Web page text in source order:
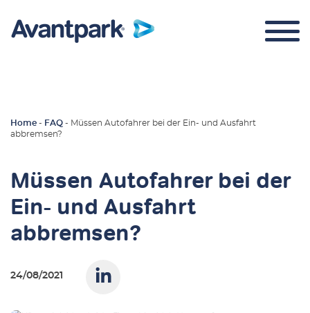
Home - FAQ - Müssen Autofahrer bei der Ein- und Ausfahrt
abbremsen?
Müssen Autofahrer bei der
Ein- und Ausfahrt
abbremsen?
24/08/2021
Über uns